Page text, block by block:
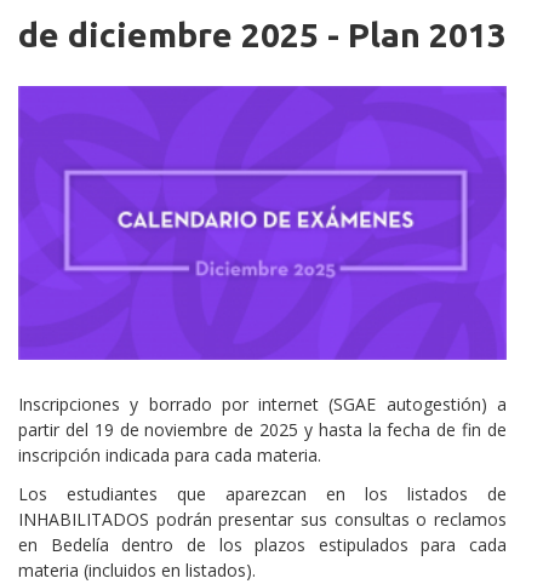
de diciembre 2025 - Plan 2013
Cuerpo
Inscripciones y borrado por internet (SGAE autogestión) a
partir del 19 de noviembre de 2025 y hasta la fecha de fin de
inscripción indicada para cada materia.
Los estudiantes que aparezcan en los listados de
INHABILITADOS podrán presentar sus consultas o reclamos
en Bedelía dentro de los plazos estipulados para cada
materia (incluidos en listados).